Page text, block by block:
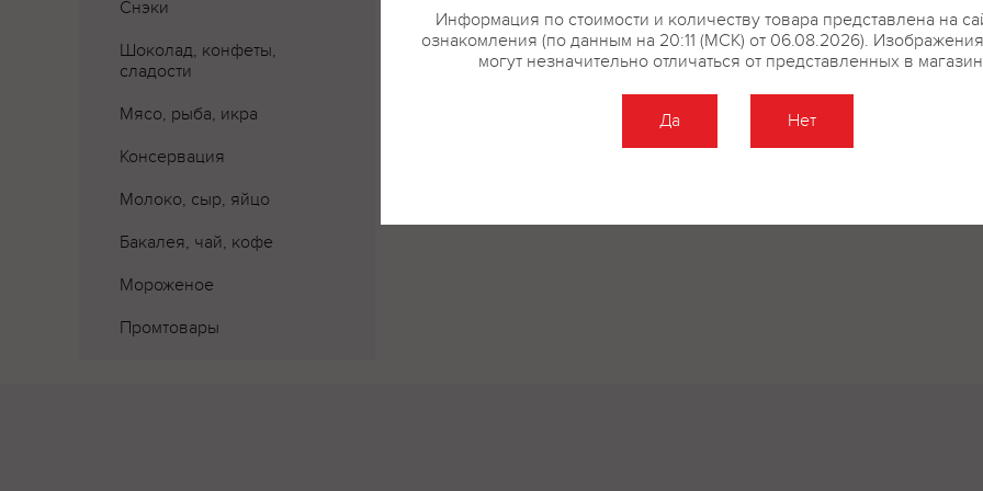
Снэки
Шоколад, конфеты,
сладости
Мясо, рыба, икра
Консервация
Молоко, сыр, яйцо
Бакалея, чай, кофе
Мороженое
Промтовары
Информация по стоимости и количеству товара представлена на
ознакомления (по данным на 20:11 (МСК) от 06.08.2026).
могут незначительно отличаться от представленных в
Да Нет